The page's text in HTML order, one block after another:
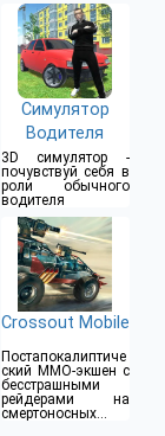
Симулятор
Водителя
3D симулятор -
почувствуй себя в
роли обычного
водителя
Crossout Mobile
Постапокалиптиче
ский MMO-экшен с
бесстрашными
рейдерами на
смертоносных